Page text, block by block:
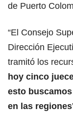
de Puerto
“El Consejo
Dirección
tramitó los
hoy cinco
esto
en las regiones